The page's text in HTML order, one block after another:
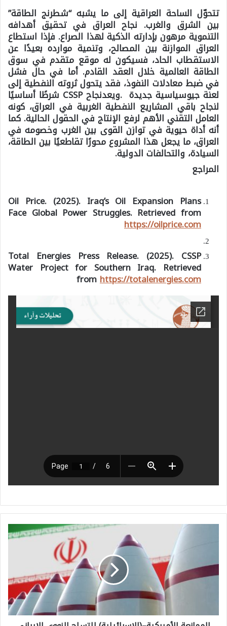
تتحوّل الساحة العراقية إلى ما يشبه “شطرنج الطاقة”
بين الشرق والغرب. نجاح العراق في تحقيق أهدافه
التنموية مرهون بإدارته الذكية لهذا الصراع. فإذا استطاع
العراق الموازنة بين المصالح، وتنمية موارده بعيدًا عن
الاستقطاب الحاد، فسيكون له موقع متقدم في سوق
الطاقة العالمية خلال العقد القادم. أما في حال فشل
في ضبط معادلات النفوذ، فقد يتحول ثروته النفطية إلى
لعنة جيوسياسية جديدة .ويعدنجاح CSSP شرطًا أساسيًا
لنجاح باقي المشاريع النفطية الغربية في العراق، كونه
العامل التقني الأهم لرفع الإنتاج في الحقول الحالية. كما
أنه أداة حيوية في توازن القوى بين الغرب وخصومه في
العراق، ما يجعل هذا المشروع محورًا تقاطعيًا بين الطاقة،
السيادة، والتحالفات الدولية.
المراجع
Oil Price. (2025). Iraq’s Oil Expansion Plans
Face Global Power Struggles. Retrieved from
https://oilprice.com
Total Energies Press Release. (2025). CSSP
Water Project for Southern Iraq. Retrieved
fromhttps://totalenergies.com
م